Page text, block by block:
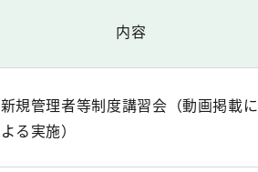
内容
新規管理者等制度講習会（動画掲載に
よる実施）